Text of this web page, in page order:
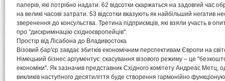
паперів, які потрібно надати. 62 відсотки скаржаться на задовгий час
на великі часові затрати. 53 відсотки вказують як найбільший негатив
зверенення до консульства. Третина підприємців, які взяли участь в
про "дискримінацію східноєвропейців".
Простір від Лісабона до Владивостока
Візовий бар'єр завдає збитків економічним перспективам Європи на
Німецький бізнес аргументує: скасування візового режиму – це
економіки". Як зазначив представник Східного комітету Андреас Метц,
викликів наступного десятиліття буде створення гармонійно